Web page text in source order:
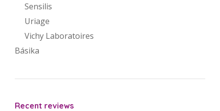
Sensilis
Uriage
Vichy Laboratoires
Básika
Recent reviews